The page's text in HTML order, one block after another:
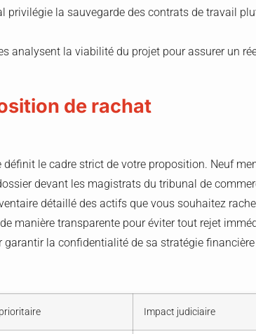
privilégie la sauvegarde des contrats de travail
analysent la viabilité du projet pour assurer un
de rachat
définit le cadre strict de votre proposition. Neuf
devant les magistrats du tribunal de
détaillé des actifs que vous souhaitez
manière transparente pour éviter tout rejet
la confidentialité de sa stratégie financière
Impact judiciaire